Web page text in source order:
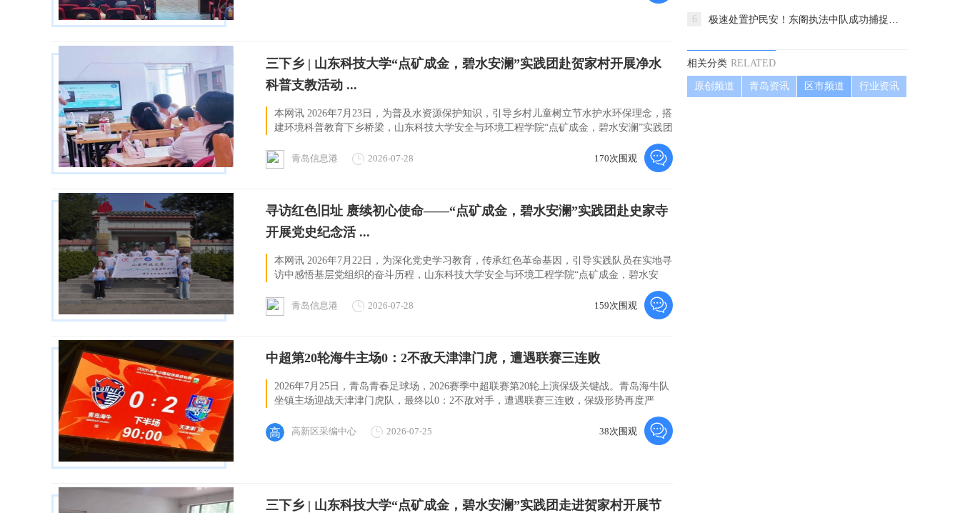
三下乡 | 山东科技大学“点矿成金，碧水安澜”实践团赴贺家村开展净水
科普支教活动 ...
本网讯 2026年7月23日，为普及水资源保护知识，引导乡村儿童树立节水护水环保理念，搭
建环境科普教育下乡桥梁，山东科技大学安全与环境工程学院“点矿成金，碧水安澜”实践团
青岛信息港
2026-07-28 170次围观
寻访红色旧址 赓续初心使命——“点矿成金，碧水安澜”实践团赴史家寺
开展党史纪念活 ...
本网讯 2026年7月22日，为深化党史学习教育，传承红色革命基因，引导实践队员在实地寻
访中感悟基层党组织的奋斗历程，山东科技大学安全与环境工程学院“点矿成金，碧水安
青岛信息港
2026-07-28 159次围观
中超第20轮海牛主场0：2不敌天津津门虎，遭遇联赛三连败
2026年7月25日，青岛青春足球场，2026赛季中超联赛第20轮上演保级关键战。青岛海牛队
坐镇主场迎战天津津门虎队，最终以0：2不敌对手，遭遇联赛三连败，保级形势再度严
高新区采编中心
2026-07-25 38次围观
三下乡 | 山东科技大学“点矿成金，碧水安澜”实践团走进贺家村开展节
6 极速处置护民安！东阁执法中队成功捕捉闯入
相关分类 RELATED
原创频道 青岛资讯 区市频道 行业资讯